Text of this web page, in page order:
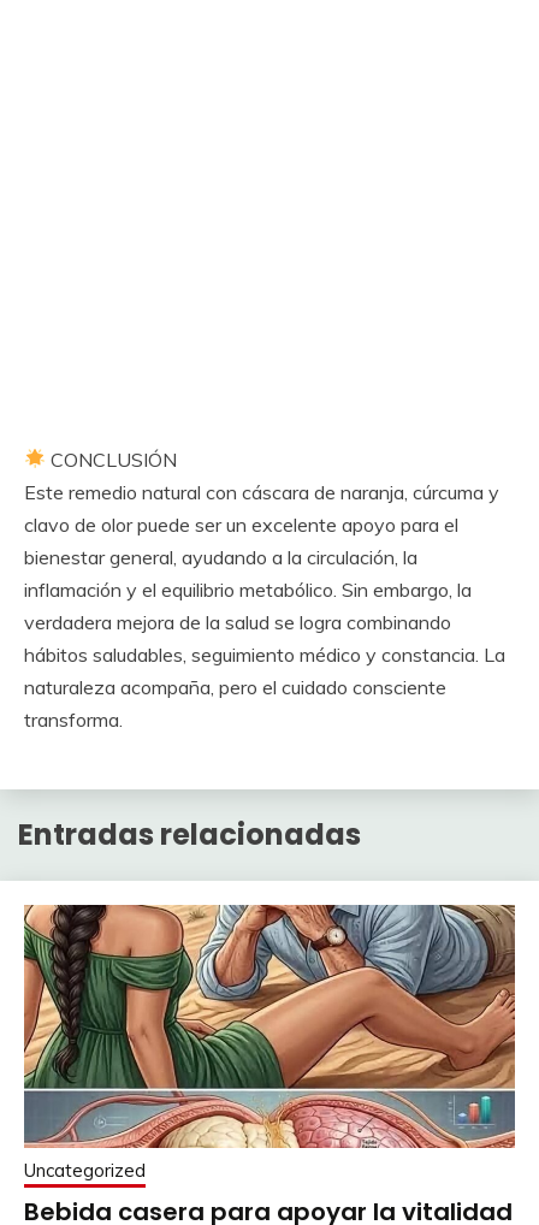
CONCLUSIÓN
Este remedio natural con cáscara de naranja, cúrcuma y
clavo de olor puede ser un excelente apoyo para el
bienestar general, ayudando a la circulación, la
inflamación y el equilibrio metabólico. Sin embargo, la
verdadera mejora de la salud se logra combinando
hábitos saludables, seguimiento médico y constancia. La
naturaleza acompaña, pero el cuidado consciente
transforma.
Entradas relacionadas
Uncategorized
Bebida casera para apoyar la vitalidad